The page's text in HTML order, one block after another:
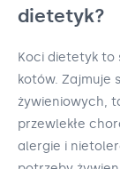
dietetyk?
Koci dietetyk to
kotów. Zajmuje
żywieniowych,
przewlekłe
alergie i